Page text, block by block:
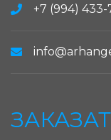
+7 (994) 433-